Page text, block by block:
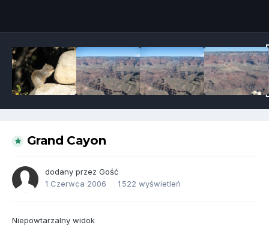
Grand Cayon
dodany przez Gość
1 Czerwca 2006
1 522 wyświetleń
Niepowtarzalny widok